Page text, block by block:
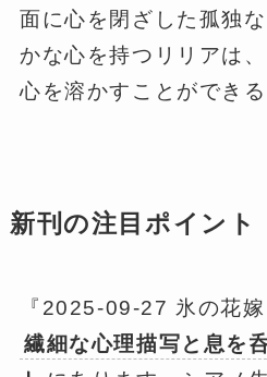
面に心を閉ざした孤独
かな心を持つリリアは
心を溶かすことができ
新刊の注目ポイント
『2025-09-27 氷の花
繊細な心理描写と息を